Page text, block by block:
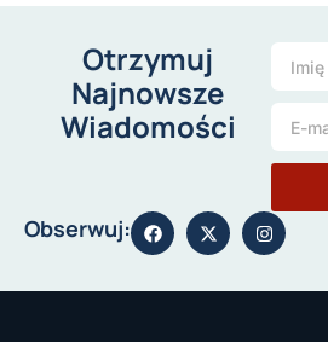
Otrzymuj
Najnowsze
Wiadomości
Obserwuj: